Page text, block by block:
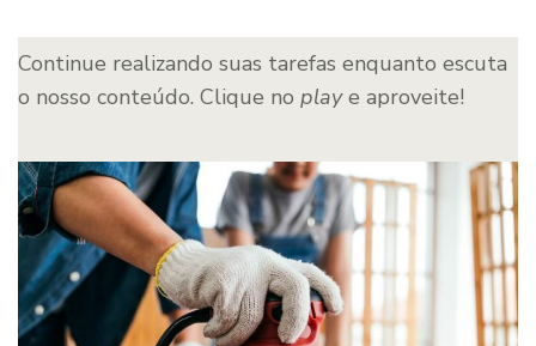
Continue realizando suas tarefas enquanto escuta
o nosso conteúdo. Clique no playe aproveite!